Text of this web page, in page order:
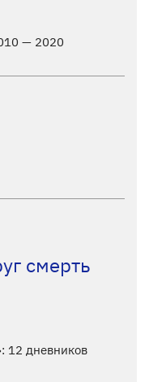
— 2020
смерть
12 дневников